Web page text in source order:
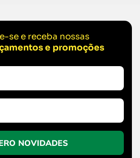
se e receba nossas
e promoções
NOVIDADES